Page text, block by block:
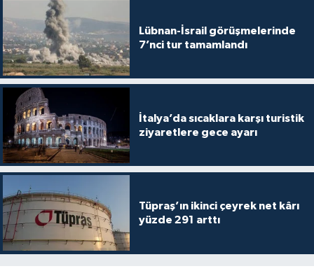
Lübnan-İsrail görüşmelerinde
7’nci tur tamamlandı
İtalya’da sıcaklara karşı turistik
ziyaretlere gece ayarı
Tüpraş’ın ikinci çeyrek net kârı
yüzde 291 arttı